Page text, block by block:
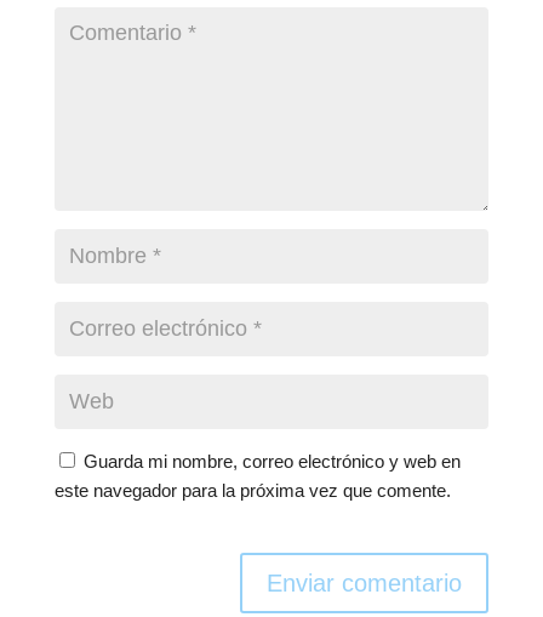
Guarda mi nombre, correo electrónico y web en
este navegador para la próxima vez que comente.
Enviar comentario